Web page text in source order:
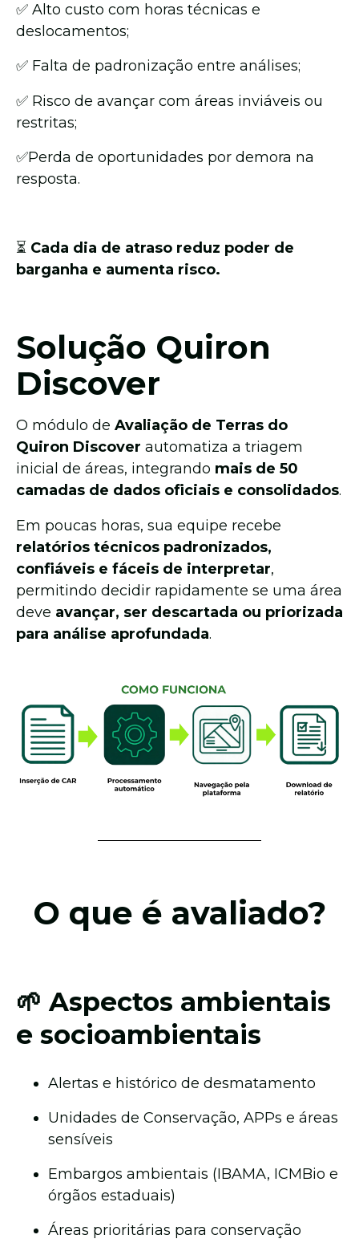
✅ Alto custo com horas técnicas e
deslocamentos;
✅ Falta de padronização entre análises;
✅ Risco de avançar com áreas inviáveis ou
restritas;
✅Perda de oportunidades por demora na
resposta.
⏳ Cada dia de atraso reduz poder de
barganha e aumenta risco.
Solução Quiron
Discover
O módulo de Avaliação de Terras do
Quiron Discover automatiza a triagem
inicial de áreas, integrando mais de 50
camadas de dados oficiais e consolidados.
Em poucas horas, sua equipe recebe
relatórios técnicos padronizados,
confiáveis e fáceis de interpretar,
permitindo decidir rapidamente se uma área
deve avançar, ser descartada ou priorizada
para análise aprofundada.
O que é avaliado?
🌱 Aspectos ambientais
e socioambientais
Alertas e histórico de desmatamento
Unidades de Conservação, APPs e áreas
sensíveis
Embargos ambientais (IBAMA, ICMBio e
órgãos estaduais)
Áreas prioritárias para conservação